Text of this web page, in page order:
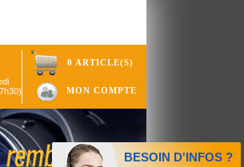
0 ARTICLE(S)
MON COMPTE
BESOIN D'INFOS ?